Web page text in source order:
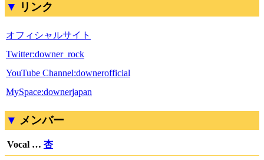
リンク
オフィシャルサイト
Twitter:downer_rock
YouTube Channel:downerofficial
MySpace:downerjapan
メンバー
Vocal … 杏